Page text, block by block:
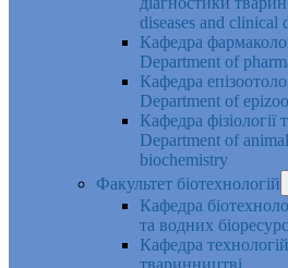
diseases and clinical
Кафедра
Department of
Кафедра
Department of
Кафедра фізіології
Department of
biochemistry
Факультет біотехнологій
Кафедра
та водних
Кафедра технологій
тваринництві